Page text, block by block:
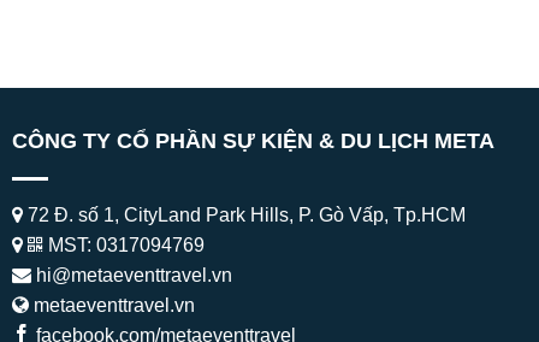
CÔNG TY CỔ PHẦN SỰ KIỆN & DU LỊCH META
72 Đ. số 1, CityLand Park Hills, P. Gò Vấp, Tp.HCM
MST: 0317094769
hi@metaeventtravel.vn
metaeventtravel.vn
facebook.com/metaeventtravel